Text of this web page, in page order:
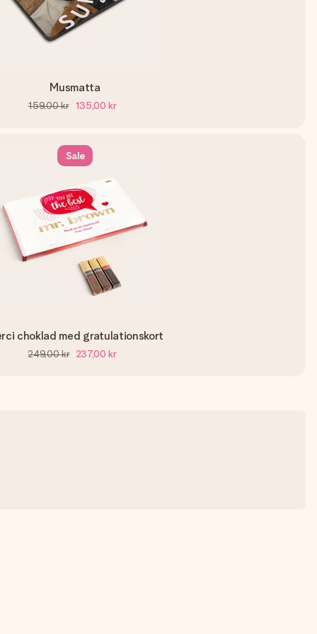
Musmatta
159,00 kr 135,00 kr
Sale
choklad med gratulationskort
249,00 kr 237,00 kr